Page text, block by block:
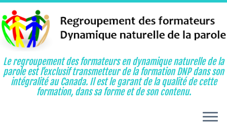
Le regroupement des formateurs en dynamique naturelle de la
parole est l’exclusif transmetteur de la formation DNP dans son
intégralité au Canada. Il est le garant de la qualité de cette
formation, dans sa forme et de son contenu.